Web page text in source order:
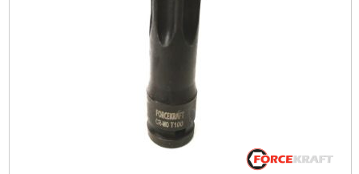
Подробнее...